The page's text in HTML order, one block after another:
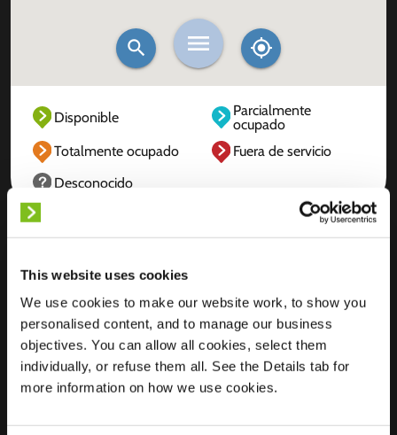
This website uses cookies
We use cookies to make our website work, to show you
personalised content, and to manage our business
objectives. You can allow all cookies, select them
individually, or refuse them all. See the Details tab for
more information on how we use cookies.
Disponible
Parcialmente
ocupado
Totalmente ocupado
Fuera de servicio
Desconocido
Ubicación
Commissaris
Hubersstraat 17
2900 Schoten
Bélgica